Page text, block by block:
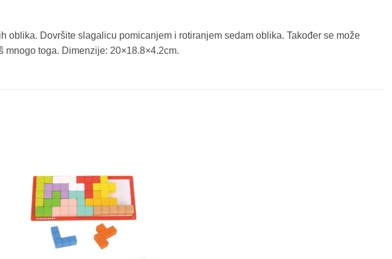
Dovršite slagalicu pomicanjem i rotiranjem sedam oblika. Također se može
toga. Dimenzije: 20×18.8×4.2cm.
proizvod